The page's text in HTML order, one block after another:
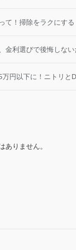
て！掃除をラクにす
金利選びで後悔しな
円以下に！ニトリと
ありません。